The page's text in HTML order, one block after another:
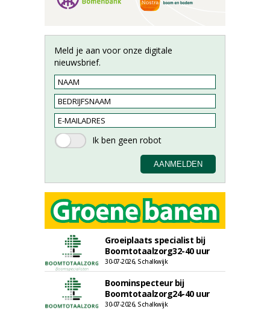
Meld je aan voor onze digitale
nieuwsbrief.
Groeiplaats specialist bij
Boomtotaalzorg32-40 uur
30-07-2026, Schalkwijk
Boominspecteur bij
Boomtotaalzorg24-40 uur
30-07-2026, Schalkwijk